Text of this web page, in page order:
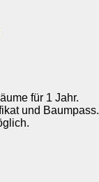
für 1 Jahr.
und Baumpass.